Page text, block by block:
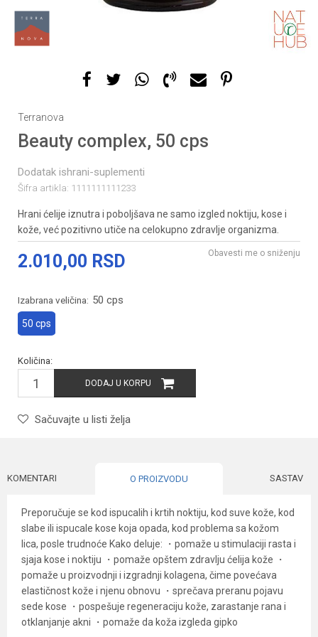
Terranova
Beauty complex, 50 cps
Dodatak ishrani-suplementi
Šifra artikla: 1111111111233
Hrani ćelije iznutra i poboljšava ne samo izgled noktiju, kose i
kože, već pozitivno utiče na celokupno zdravlje organizma.
2.010,00 RSD Obavesti me o sniženju
Izabrana veličina: 50 cps
50 cps
Količina:
DODAJ U KORPU
Sačuvajte u listi želja
KOMENTARI O PROIZVODU SASTAV
Preporučuje se kod ispucalih i krtih noktiju, kod suve kože, kod
slabe iIi ispucale kose koja opada, kod problema sa kožom
lica, posle trudnoće Kako deluje: ・pomaže u stimulaciji rasta i
sjaja kose i noktiju ・pomaže opštem zdravlju ćelija kože ・
pomaže u proizvodnji i izgradnji kolagena, čime povećava
elastičnost kože i njenu obnovu ・sprečava preranu pojavu
sede kose ・pospešuje regeneraciju kože, zarastanje rana i
otklanjanje akni ・pomaže da koža izgleda gipko